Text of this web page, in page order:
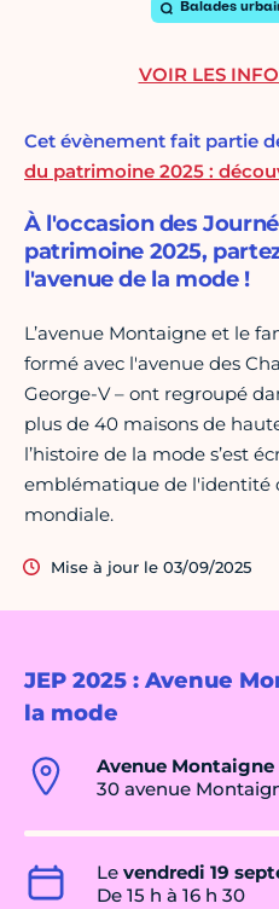
Balades
JEP 2025 : Avenue
la mode
Avenue Montaigne
30 avenue
Le vendredi 19
De 15 h à 16 h 30
Cet évènement fait partie
du patrimoine 2025 :
À l'occasion des
patrimoine 2025,
l'avenue de la mode !
L’avenue Montaigne et le
formé avec l'avenue des
George-V – ont regroupé
plus de 40 maisons de
l’histoire de la mode s’est
emblématique de l'identité
mondiale.
Mise à jour le 03/09/2025
VOIR LES